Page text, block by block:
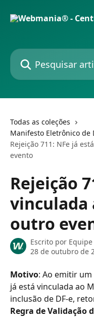
Pesquisar artigos...
Todas as coleções
Manifesto Eletrônico de
Rejeição 711: NFe já
evento
Rejeição
vinculada
outro
Escrito por
28 de outubro de
Motivo: Ao emitir um
já está vinculada ao
inclusão de DF-e,
Regra de Validação